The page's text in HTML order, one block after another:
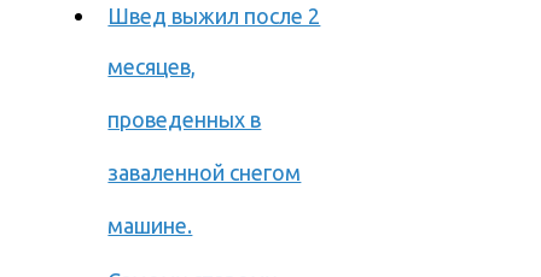
Швед выжил после 2
месяцев,
проведенных в
заваленной снегом
машине.